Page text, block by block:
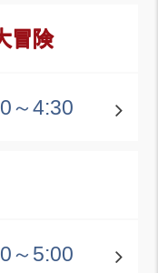
冒険
～4:30
～5:00